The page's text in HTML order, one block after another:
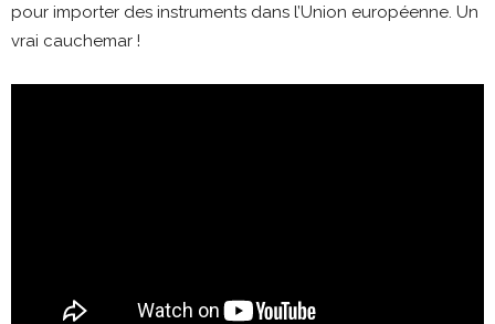
pour importer des instruments dans l’Union européenne. Un
vrai cauchemar !